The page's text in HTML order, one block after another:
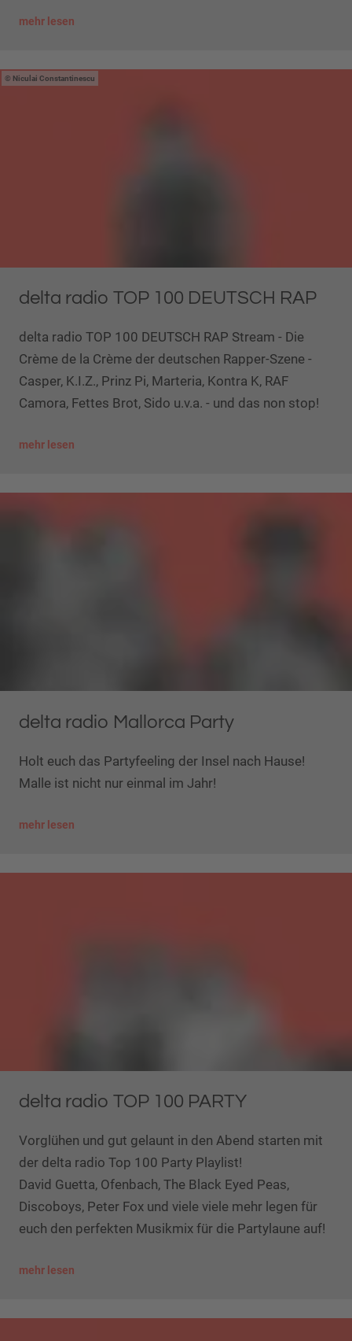
mehr lesen
Niculai Constantinescu
delta radio TOP 100 DEUTSCH RAP
delta radio TOP 100 DEUTSCH RAP Stream - Die
Crème de la Crème der deutschen Rapper-Szene -
Casper, K.I.Z., Prinz Pi, Marteria, Kontra K, RAF
Camora, Fettes Brot, Sido u.v.a. - und das non stop!
mehr lesen
delta radio Mallorca Party
Holt euch das Partyfeeling der Insel nach Hause!
Malle ist nicht nur einmal im Jahr!
mehr lesen
delta radio TOP 100 PARTY
Vorglühen und gut gelaunt in den Abend starten mit
der delta radio Top 100 Party Playlist!
​​​​​​​David Guetta, Ofenbach, The Black Eyed Peas,
Discoboys, Peter Fox und viele viele mehr legen für
euch den perfekten Musikmix für die Partylaune auf!
mehr lesen